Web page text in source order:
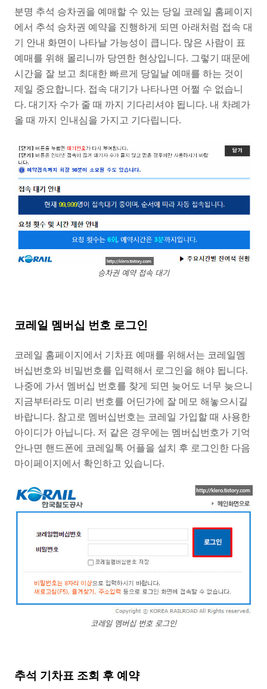
분명 추석 승차권을 예매할 수 있는 당일 코레일 홈페이지
에서 추석 승차권 예약을 진행하게 되면 아래처럼 접속 대
기 안내 화면이 나타날 가능성이 큽니다. 많은 사람이 표
예매를 위해 몰리니까 당연한 현상입니다. 그렇기 때문에
시간을 잘 보고 최대한 빠르게 당일날 예매를 하는 것이
제일 중요합니다. 접속 대기가 나타나면 어쩔 수 없습니
다. 대기자 수가 줄 때 까지 기다리셔야 됩니다. 내 차례가
올 때 까지 인내심을 가지고 기다립니다.
승차권 예약 접속 대기
코레일 멤버십 번호 로그인
코레일 홈페이지에서 기차표 예매를 위해서는 코레일멤
버십번호와 비밀번호를 입력해서 로그인을 해야 됩니다.
나중에 가서 멤버십 번호를 찾게 되면 늦어도 너무 늦으니
지금부터라도 미리 번호를 어딘가에 잘 메모 해놓으시길
바랍니다. 참고로 멤버십번호는 코레일 가입할 때 사용한
아이디가 아닙니다. 저 같은 경우에는 멤버십번호가 기억
안나면 핸드폰에 코레일톡 어플을 설치 후 로그인한 다음
마이페이지에서 확인하고 있습니다.
코레일 멤버십 번호 로그인
추석 기차표 조회 후 예약